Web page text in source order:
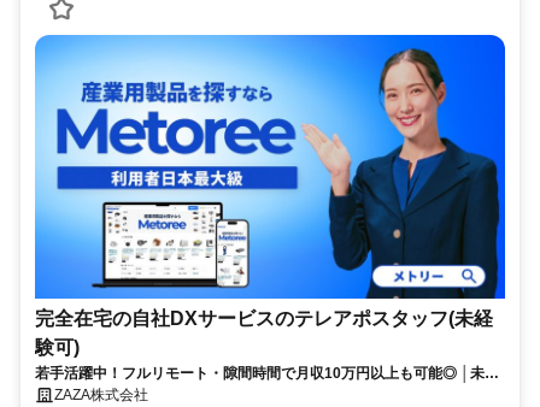
完全在宅の自社DXサービスのテレアポスタッフ(未経
験可)
若手活躍中！フルリモート・隙間時間で月収10万円以上も可能◎ │未経
験からインサイドセールスに挑戦
ZAZA株式会社